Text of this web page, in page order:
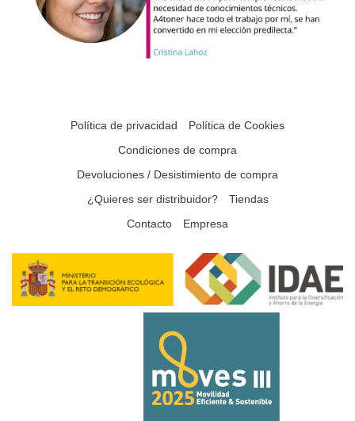
Política de privacidad
Política de Cookies
Condiciones de compra
Devoluciones / Desistimiento de compra
¿Quieres ser distribuidor?
Tiendas
Contacto
Empresa